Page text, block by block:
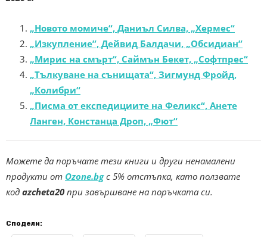
„Новото момиче“, Даниъл Силва, „Хермес“
„Изкупление”, Дейвид Балдачи, „Обсидиан”
„Мирис на смърт“, Саймън Бекет, „Софтпрес“
„Тълкуване на сънищата“, Зигмунд Фройд,
„Колибри“
„Писма от експедициите на Феликс“, Анете
Ланген, Констанца Дроп, „Фют“
Можете да поръчате тези книги и други ненамалени
продукти от Ozone.bgс 5% отстъпка, като ползвате
код azcheta20 при завършване на поръчката си.
Сподели: